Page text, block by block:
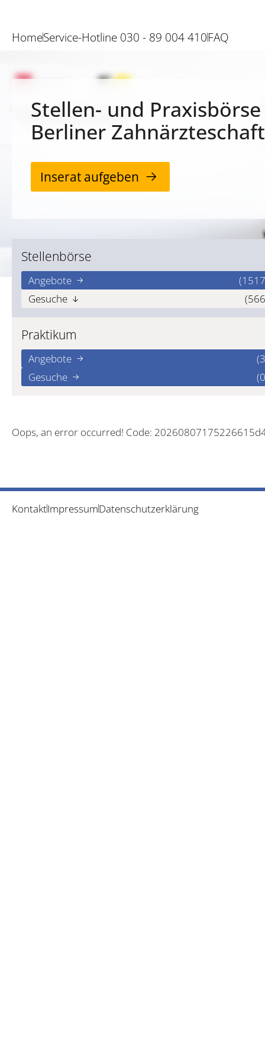
HomeService-Hotline 030 - 89 004 410FAQ
Stellen- und
Berliner Zahnärzteschaft
Inserat aufgeben
Stellenbörse
Angebote
Gesuche
Praktikum
Angebote
Gesuche
Oops, an error occurred! Code:
KontaktImpressumDatenschutzerklärung